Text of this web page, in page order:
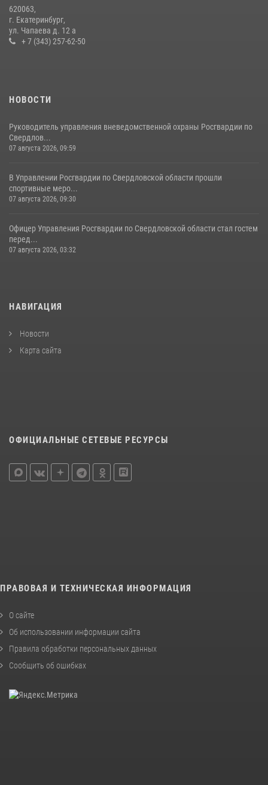
спартакиады «Динамо» памяти погибшего офицера милиции
29 июля 2026, 12:30
620063,
г. Екатеринбург,
ул. Чапаева д. 12 а
+ 7 (343) 257-62-50
НОВОСТИ
Руководитель управления вневедомственной охраны Росгвардии по
Свердлов...
07 августа 2026, 09:59
В Управлении Росгвардии по Свердловской области прошли
спортивные меро...
07 августа 2026, 09:30
Офицер Управления Росгвардии по Свердловской области стал гостем
перед...
07 августа 2026, 03:32
НАВИГАЦИЯ
Новости
Карта сайта
ОФИЦИАЛЬНЫЕ СЕТЕВЫЕ РЕСУРСЫ
ПРАВОВАЯ И ТЕХНИЧЕСКАЯ ИНФОРМАЦИЯ
О сайте
Об использовании информации сайта
Правила обработки персональных данных
Сообщить об ошибках